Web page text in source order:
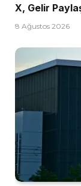
X, Gelir
8 Ağustos 2026